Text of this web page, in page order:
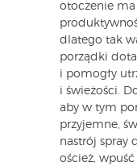
otoczenie ma
dlatego tak
porządki
i pomogły
i świeżości.
aby w tym
przyjemne,
nastrój spray
oścież,